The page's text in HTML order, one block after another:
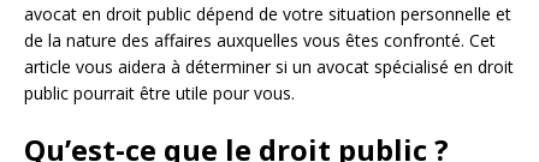
avocat en droit public dépend de votre situation personnelle et
de la nature des affaires auxquelles vous êtes confronté. Cet
article vous aidera à déterminer si un avocat spécialisé en droit
public pourrait être utile pour vous.
Qu’est-ce que le droit public ?